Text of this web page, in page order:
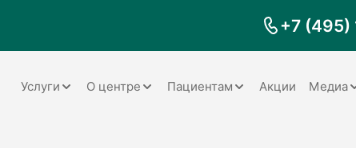
+7
Услуги О центре Пациентам Акции Медиа